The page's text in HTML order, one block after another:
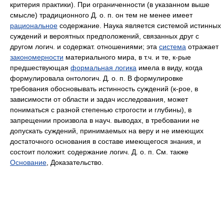
критерия практики). При ограниченности (в указанном выше
смысле) традиционного Д. о. п. он тем не менее имеет
рациональное содержание. Наука является системой истинных
суждений и вероятных предположений, связанных друг с
другом логич. и содержат. отношениями; эта система отражает
закономерности материального мира, в т.ч. и те, к-рые
предшествующая формальная логика имела в виду, когда
формулировала онтологич. Д. о. п. В формулировке
требования обосновывать истинность суждений (к-рое, в
зависимости от области и задач исследования, может
пониматься с разной степенью строгости и глубины), в
запрещении произвола в науч. выводах, в требовании не
допускать суждений, принимаемых на веру и не имеющих
достаточного основания в составе имеющегося знания, и
состоит положит. содержание логич. Д. о. п. См. также
Основание , Доказательство.